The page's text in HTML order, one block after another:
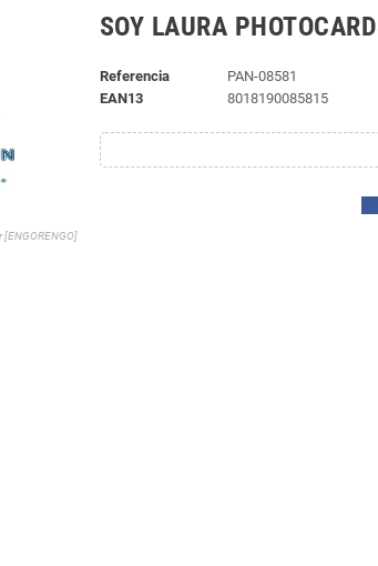
[ENGORENGO]
SOY LAURA
Referencia
PAN-08581
EAN13
8018190085815